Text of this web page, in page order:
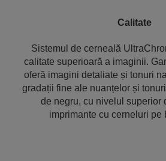
Calitate
Sistemul de cerneală
calitate superioară a imaginii.
oferă imagini detaliate și tonuri
gradații fine ale nuanțelor și
de negru, cu nivelul superior
imprimante cu cerneluri pe